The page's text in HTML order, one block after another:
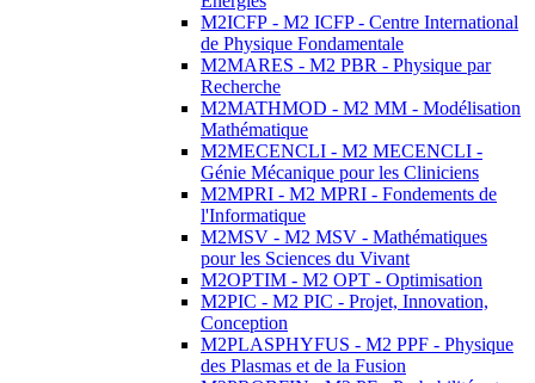
M2ICFP - M2 ICFP - Centre International
de Physique Fondamentale
M2MARES - M2 PBR - Physique par
Recherche
M2MATHMOD - M2 MM - Modélisation
Mathématique
M2MECENCLI - M2 MECENCLI -
Génie Mécanique pour les Cliniciens
M2MPRI - M2 MPRI - Fondements de
l'Informatique
M2MSV - M2 MSV - Mathématiques
pour les Sciences du Vivant
M2OPTIM - M2 OPT - Optimisation
M2PIC - M2 PIC - Projet, Innovation,
Conception
M2PLASPHYFUS - M2 PPF - Physique
des Plasmas et de la Fusion